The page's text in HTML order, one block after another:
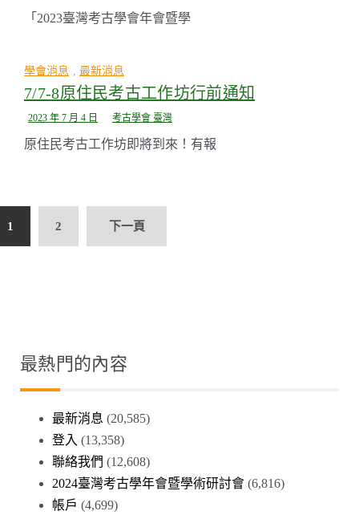
「2023臺灣考古學會年會暨學
學會消息 最新消息
7/7-8原住民考古工作坊行前通知
2023 年 7 月 4 日 考古學會 臺灣
原住民考古工作坊即將到來！有報
1 2 下一頁
最熱門的內容
最新消息 (20,585)
登入 (13,358)
聯絡我們 (12,608)
2024臺灣考古學年會暨學術研討會 (6,816)
帳戶 (4,699)